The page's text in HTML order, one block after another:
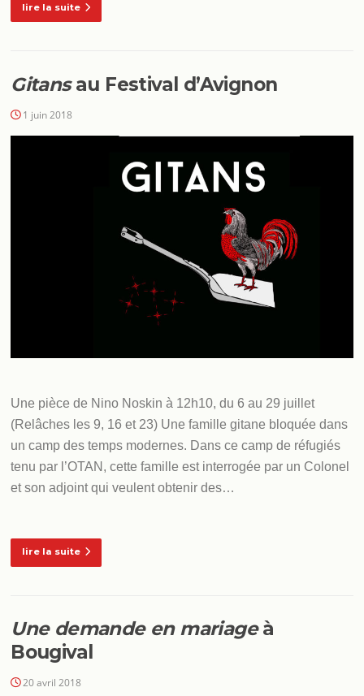
lire la suite
Gitansau Festival d’Avignon
1 juin 2018
Une pièce de Nino Noskin à 12h10, du 6 au 29 juillet
(Relâches les 9, 16 et 23) Une famille gitane bloquée dans
un camp des temps modernes. Dans ce camp de réfugiés
tenu par l’OTAN, cette famille est interrogée par un Colonel
et son adjoint qui veulent obtenir des…
lire la suite
Une demande en mariageà
Bougival
20 avril 2018